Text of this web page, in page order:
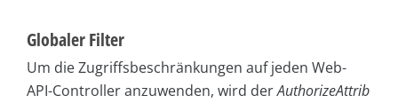
Globaler Filter
Um die Zugriffsbeschränkungen auf jeden Web-
API-Controller anzuwenden, wird derAuthorizeAttrib